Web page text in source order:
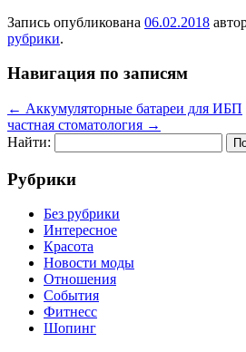
Запись опубликована 06.02.2018
рубрики.
Навигация по записям
← Аккумуляторные батареи для ИБП
частная стоматология →
Найти:
Рубрики
Без рубрики
Интересное
Красота
Новости моды
Отношения
События
Фитнесс
Шопинг